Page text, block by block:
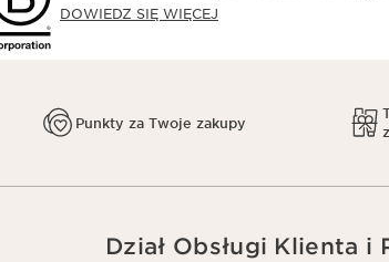
DOWIEDZ SIĘ WIĘCEJ
Punkty za Twoje zakupy
Dział Obsługi Klienta i